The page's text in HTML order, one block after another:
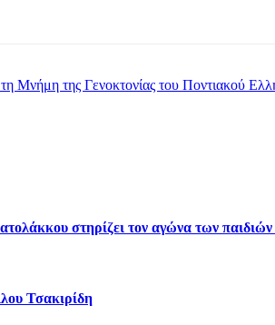
Μνήμη της Γενοκτονίας του Ποντιακού
στηρίζει τον αγώνα των
Τσακιρίδη